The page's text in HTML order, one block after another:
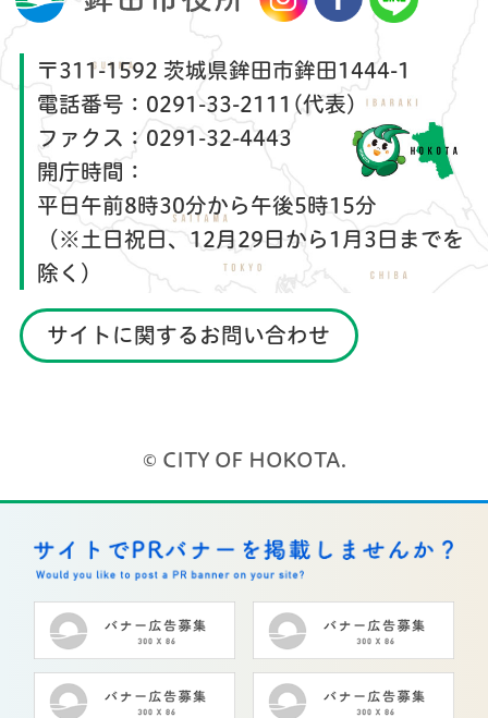
〒311-1592 茨城県鉾田市鉾田1444-1
電話番号： 0291-33-2111(代表)
ファクス： 0291-32-4443
開庁時間：
平日午前8時30分から午後5時15分
（※土日祝日、12月29日から1月3日までを
除く）
サイトに関するお問い合わせ
© CITY OF HOKOTA.